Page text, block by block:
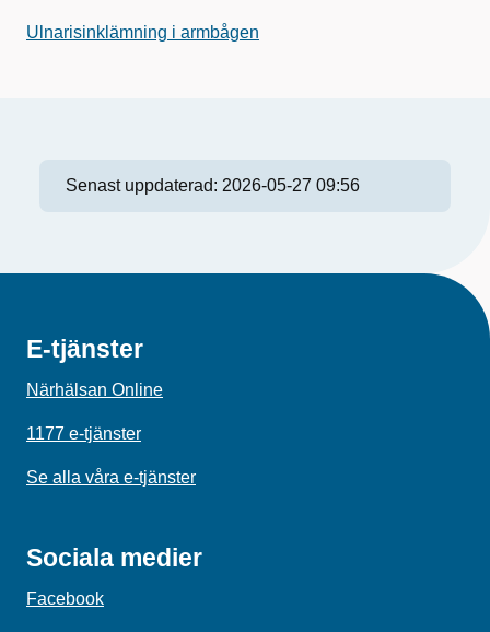
Ulnarisinklämning i armbågen
Senast uppdaterad: 2026-05-27 09:56
E-tjänster
Närhälsan Online
1177 e-tjänster
Se alla våra e-tjänster
Sociala medier
Facebook